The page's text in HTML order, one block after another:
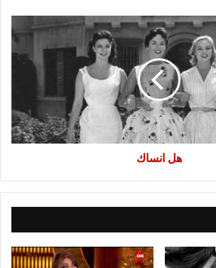
هل انساك